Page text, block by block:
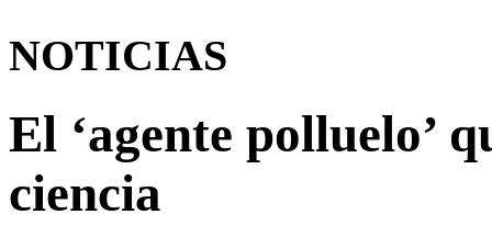
NOTICIAS
El ‘agente polluelo’
ciencia